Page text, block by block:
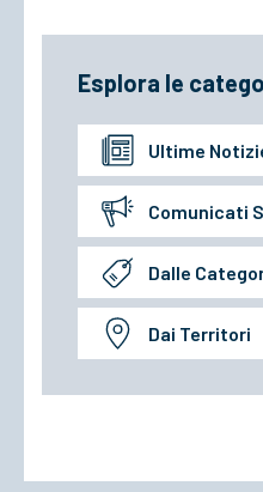
Esplora le
Ultime
Comunicati
Dalle
Dai Territori